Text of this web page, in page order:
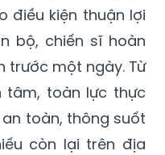
điều kiện thuận lợi
bộ, chiến sĩ hoàn
trước một ngày. Từ
tâm, toàn lực thực
toàn, thông suốt
còn lại trên địa